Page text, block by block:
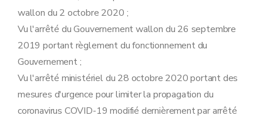
wallon du 2 octobre 2020 ;
Vu l'arrêté du Gouvernement wallon du 26 septembre
2019 portant règlement du fonctionnement du
Gouvernement ;
Vu l'arrêté ministériel du 28 octobre 2020 portant des
mesures d'urgence pour limiter la propagation du
coronavirus COVID-19 modifié dernièrement par arrêté